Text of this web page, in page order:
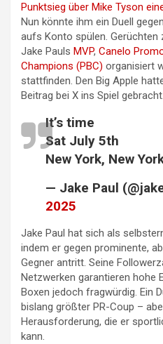
Punktsieg über Mike Tyson
Nun könnte ihm ein Duell
aufs Konto spülen.
Jake Pauls MVP, Canelo
Champions (PBC) organisiert
stattfinden. Den Big Apple
Beitrag bei X ins Spiel gebracht.
It’s time
Sat July 5th
New York, New
— Jake Paul
2025
Jake Paul hat sich als
indem er gegen prominente,
Gegner antritt. Seine
Netzwerken garantieren hohe
Boxen jedoch fragwürdig. Ein
bislang größter PR-Coup –
Herausforderung, die er
kann.